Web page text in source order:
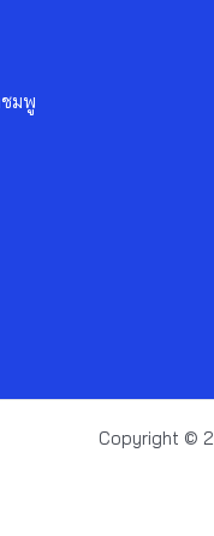
มพู
Copyright ©